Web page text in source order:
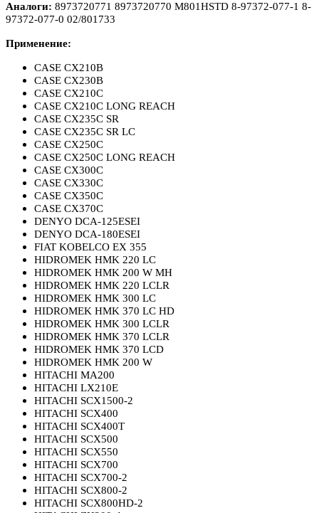
Аналоги: 8973720771 8973720770 M801HSTD 8-97372-077-1 8-
97372-077-0 02/801733
Применение:
CASE CX210B
CASE CX230B
CASE CX210C
CASE CX210C LONG REACH
CASE CX235C SR
CASE CX235C SR LC
CASE CX250C
CASE CX250C LONG REACH
CASE CX300C
CASE CX330C
CASE CX350C
CASE CX370C
DENYO DCA-125ESEI
DENYO DCA-180ESEI
FIAT KOBELCO EX 355
HIDROMEK HMK 220 LC
HIDROMEK HMK 200 W MH
HIDROMEK HMK 220 LCLR
HIDROMEK HMK 300 LC
HIDROMEK HMK 370 LC HD
HIDROMEK HMK 300 LCLR
HIDROMEK HMK 370 LCLR
HIDROMEK HMK 370 LCD
HIDROMEK HMK 200 W
HITACHI MA200
HITACHI LX210E
HITACHI SCX1500-2
HITACHI SCX400
HITACHI SCX400T
HITACHI SCX500
HITACHI SCX550
HITACHI SCX700
HITACHI SCX700-2
HITACHI SCX800-2
HITACHI SCX800HD-2